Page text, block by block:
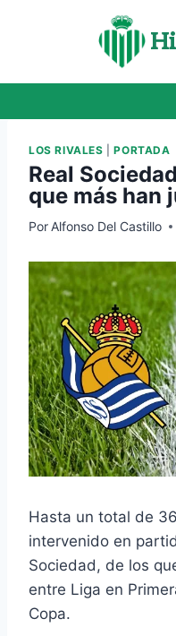
LOS RIVALES |PORTADA
Real
que más han
Por Alfonso Del Castillo
Hasta un total de
intervenido en
Sociedad, de los
entre Liga en
Copa.